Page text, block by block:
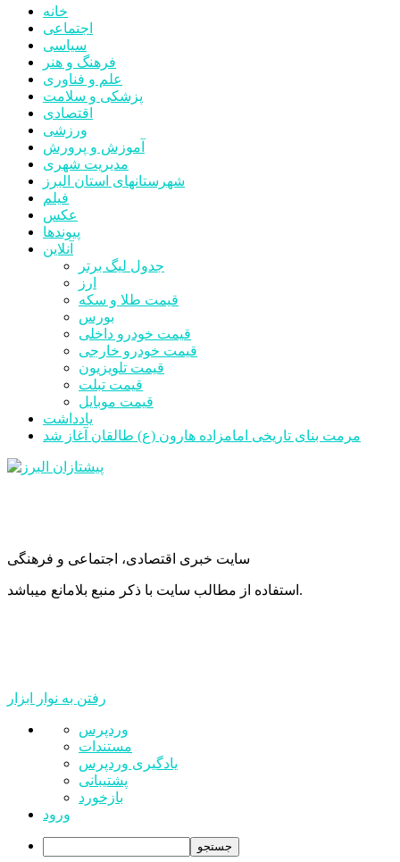
خانه
اجتماعی
سیاسی
فرهنگ و هنر
علم و فناوری
پزشکی و سلامت
اقتصادی
ورزشی
آموزش و پرورش
مدیریت شهری
شهرستانهای استان البرز
فیلم
عکس
پیوندها
آنلاین
جدول لیگ برتر
ارز
قیمت طلا و سکه
بورس
قیمت خودرو داخلی
قیمت خودرو خارجی
قیمت تلویزیون
قیمت تبلت
قیمت موبایل
یادداشت
مرمت بنای تاریخی امامزاده هارون (ع) طالقان آغاز شد
سایت خبری اقتصادی، اجتماعی و فرهنگی
استفاده از مطالب سایت با ذکر منبع بلامانع میباشد.
رفتن به نوار ابزار
درباره
وردپرس
وردپرس
مستندات
یادگیری وردپرس
پشتیبانی
بازخورد
ورود
جستجو